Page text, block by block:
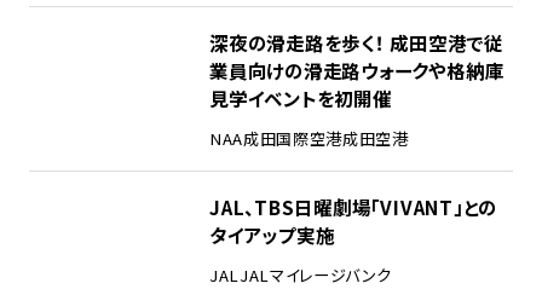
深夜の滑走路を歩く！ 成田空港で従
業員向けの滑走路ウォークや格納庫
見学イベントを初開催
NAA成田国際空港成田空港
JAL、TBS日曜劇場「VIVANT」との
タイアップ実施
JALJALマイレージバンク